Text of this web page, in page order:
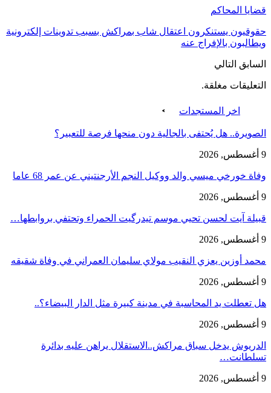
قضايا المحاكم
حقوقيون يستنكرون اعتقال شاب بمراكش بسبب تدوينات إلكترونية
ويطالبون بالإفراج عنه
السابق التالي
التعليقات مغلقة.
اخر المستجدات
الصويرة.. هل يُحتفى بالجالية دون منحها فرصة للتعبير؟
9 أغسطس, 2026
وفاة خورخي ميسي والد ووكيل النجم الأرجنتيني عن عمر 68 عاما
9 أغسطس, 2026
قبيلة آيت لحسن تحيي موسم تيدرگيت الحمراء وتحتفي بروابطها…
9 أغسطس, 2026
محمد أوزين يعزي النقيب مولاي سليمان العمراني في وفاة شقيقه
9 أغسطس, 2026
هل تعطلت يد المحاسبة في مدينة كبيرة مثل الدار البيضاء؟..
9 أغسطس, 2026
الدريوش يدخل سباق مراكش..الاستقلال يراهن عليه بدائرة
تسلطانت…
9 أغسطس, 2026